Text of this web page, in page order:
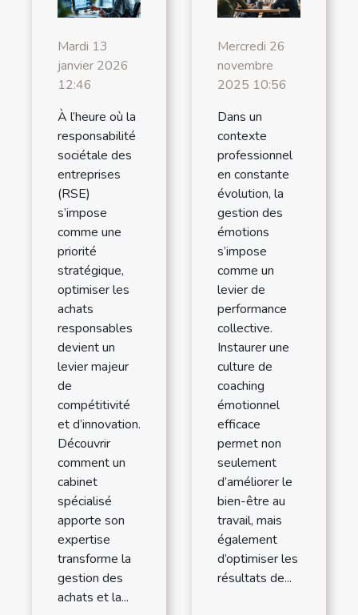
Mardi 13
janvier 2026
12:46
À l’heure où la
responsabilité
sociétale des
entreprises
(RSE)
s’impose
comme une
priorité
stratégique,
optimiser les
achats
responsables
devient un
levier majeur
de
compétitivité
et d’innovation.
Découvrir
comment un
cabinet
spécialisé
apporte son
expertise
transforme la
gestion des
achats et la...
Mercredi 26
novembre
2025 10:56
Dans un
contexte
professionnel
en constante
évolution, la
gestion des
émotions
s’impose
comme un
levier de
performance
collective.
Instaurer une
culture de
coaching
émotionnel
efficace
permet non
seulement
d’améliorer le
bien-être au
travail, mais
également
d’optimiser les
résultats de...